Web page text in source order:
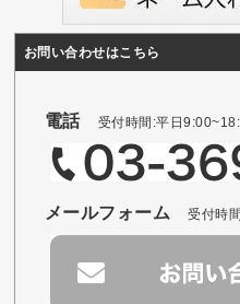
お問い合わせはこちら
電話 受付時間:平日
メールフォーム 受付時